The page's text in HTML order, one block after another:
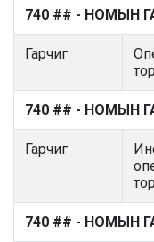
740 ## - НОМЫН
Гарчиг
740 ## - НОМЫН
Гарчиг
740 ## - НОМЫН